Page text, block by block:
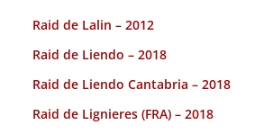
Raid de Lalin – 2012
Raid de Liendo – 2018
Raid de Liendo Cantabria – 2018
Raid de Lignieres (FRA) – 2018